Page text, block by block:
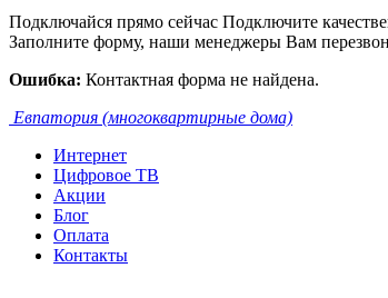
Подключайся прямо сейчас Подключите
Заполните форму, наши менеджеры Вам
Ошибка: Контактная форма не найдена.
Евпатория (многоквартирные дома)
Интернет
Цифровое ТВ
Акции
Блог
Оплата
Контакты